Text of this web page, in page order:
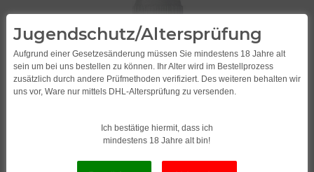
Jugendschutz/Altersprüfung
Aufgrund einer Gesetzesänderung müssen Sie mindestens 18 Jahre alt
sein um bei uns bestellen zu können. Ihr Alter wird im Bestellprozess
zusätzlich durch andere Prüfmethoden verifiziert. Des weiteren behalten wir
uns vor, Ware nur mittels DHL-Altersprüfung zu versenden.
Ich bestätige hiermit, dass ich
mindestens 18 Jahre alt bin!